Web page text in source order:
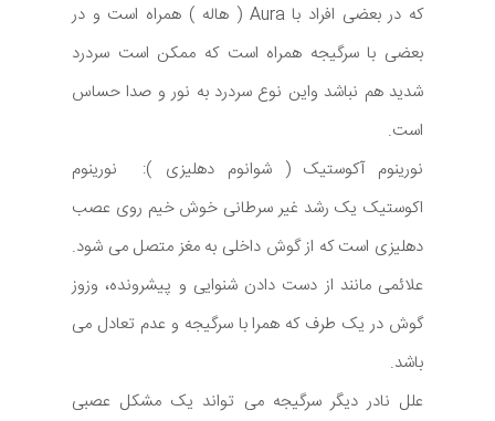
که در بعضی افراد با Aura ( هاله ) همراه است و در
بعضی با سرگیجه همراه است که ممکن است سردرد
شدید هم نباشد واین نوع سردرد به نور و صدا حساس
است.
نورینوم آکوستیک ( شوانوم دهلیزی ): نورینوم
اکوستیک یک رشد غیر سرطانی خوش خیم روی عصب
دهلیزی است که از گوش داخلی به مغز متصل می شود.
علائمی مانند از دست دادن شنوایی و پیشرونده، وزوز
گوش در یک طرف که همرا با سرگیجه و عدم تعادل می
باشد.
علل نادر دیگر سرگیجه می تواند یک مشکل عصبی